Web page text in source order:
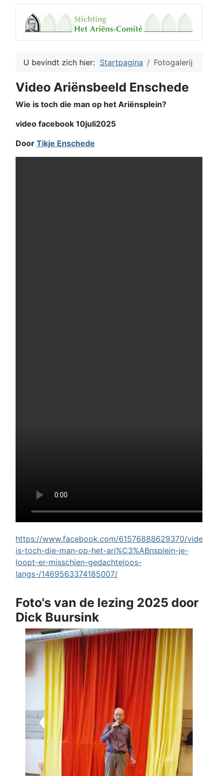
U bevindt zich hier: Startpagina Fotogalerij
Video Ariënsbeeld Enschede
Wie is toch die man op het Ariënsplein?
video facebook 10juli2025
Door Tikje Enschede
https://www.facebook.com/61576888629370/videos/
is-toch-die-man-op-het-ari%C3%ABnsplein-je-
loopt-er-misschien-gedachteloos-
langs-/1469563374185007/
Foto's van de lezing 2025 door
Dick Buursink